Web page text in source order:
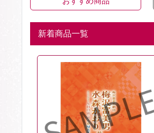
新着商品一覧